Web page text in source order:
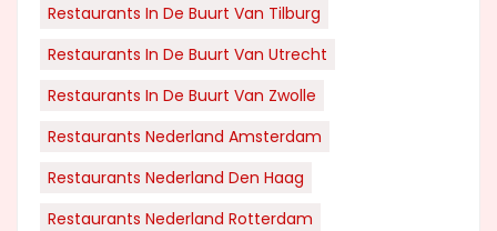
Restaurants In De Buurt Van Tilburg
Restaurants In De Buurt Van Utrecht
Restaurants In De Buurt Van Zwolle
Restaurants Nederland Amsterdam
Restaurants Nederland Den Haag
Restaurants Nederland Rotterdam